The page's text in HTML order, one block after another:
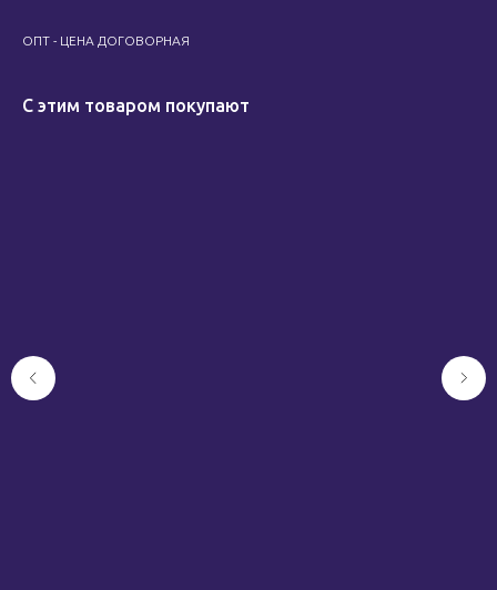
ОПТ - ЦЕНА ДОГОВОРНАЯ
С этим товаром покупают